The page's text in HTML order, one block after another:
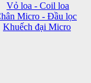
Vỏ loa - Coil loa
Micro - Đầu lọc
Khuếch đại Micro